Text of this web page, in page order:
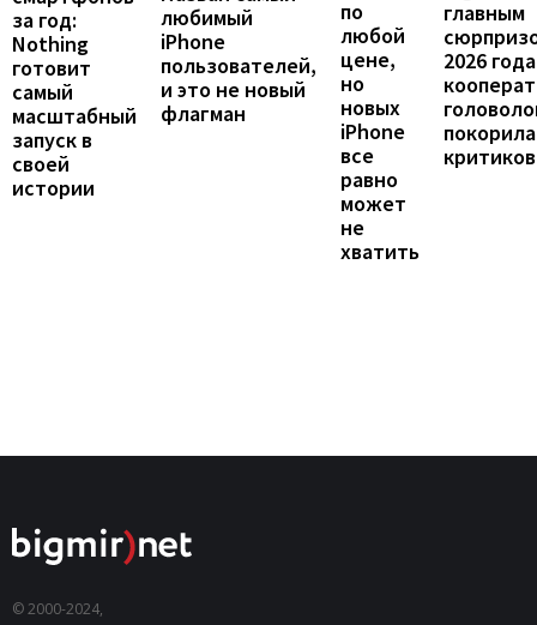
за год:
Nothing
готовит
самый
масштабный
запуск в
своей
истории
любимый
iPhone
пользователей,
и это не новый
флагман
по
любой
цене,
но
новых
iPhone
все
равно
может
не
хватить
главным
2026
покорила
критиков
© 2000-2024,